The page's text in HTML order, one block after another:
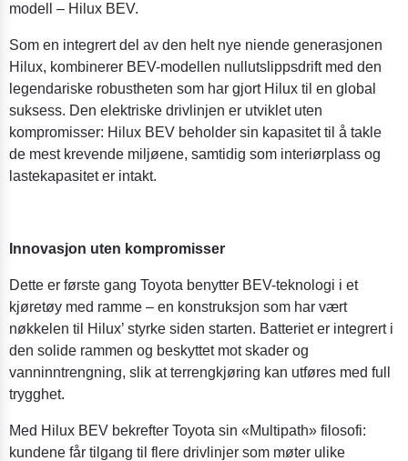
modell – Hilux BEV.
Som en integrert del av den helt nye niende generasjonen
Hilux, kombinerer BEV-modellen nullutslippsdrift med den
legendariske robustheten som har gjort Hilux til en global
suksess. Den elektriske drivlinjen er utviklet uten
kompromisser: Hilux BEV beholder sin kapasitet til å takle
de mest krevende miljøene, samtidig som interiørplass og
lastekapasitet er intakt.
Innovasjon uten kompromisser
Dette er første gang Toyota benytter BEV-teknologi i et
kjøretøy med ramme – en konstruksjon som har vært
nøkkelen til Hilux’ styrke siden starten. Batteriet er integrert i
den solide rammen og beskyttet mot skader og
vanninntrengning, slik at terrengkjøring kan utføres med full
trygghet.
Med Hilux BEV bekrefter Toyota sin «Multipath» filosofi:
kundene får tilgang til flere drivlinjer som møter ulike